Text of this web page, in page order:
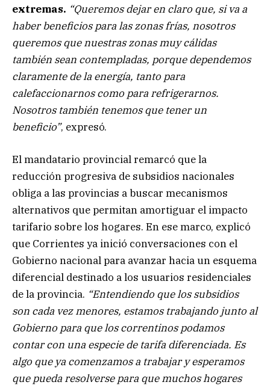
extremas. “Queremos dejar en claro que, si va a
haber beneficios para las zonas frías, nosotros
queremos que nuestras zonas muy cálidas
también sean contempladas, porque dependemos
claramente de la energía, tanto para
calefaccionarnos como para refrigerarnos.
Nosotros también tenemos que tener un
beneficio”, expresó.
El mandatario provincial remarcó que la
reducción progresiva de subsidios nacionales
obliga a las provincias a buscar mecanismos
alternativos que permitan amortiguar el impacto
tarifario sobre los hogares. En ese marco, explicó
que Corrientes ya inició conversaciones con el
Gobierno nacional para avanzar hacia un esquema
diferencial destinado a los usuarios residenciales
de la provincia. “Entendiendo que los subsidios
son cada vez menores, estamos trabajando junto al
Gobierno para que los correntinos podamos
contar con una especie de tarifa diferenciada. Es
algo que ya comenzamos a trabajar y esperamos
que pueda resolverse para que muchos hogares